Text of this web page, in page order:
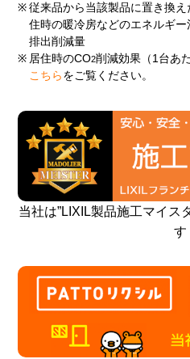
※ 従来品から当該製品に置き換
住時の暖冷房などのエネルギ
排出削減量
※ 居住時のCO2削減効果（1台あ
こちら をご覧ください。
当社は”LIXIL製品施工マイス
す